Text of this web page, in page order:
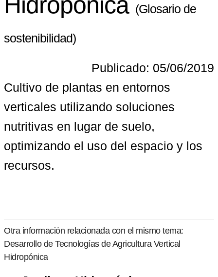
(Glosario de
sostenibilidad)
Publicado: 05/06/2019
Cultivo de plantas en entornos
verticales utilizando soluciones
nutritivas en lugar de suelo,
optimizando el uso del espacio y los
recursos.
Otra información relacionada con el mismo tema:
Desarrollo de Tecnologías de Agricultura Vertical
Hidropónica